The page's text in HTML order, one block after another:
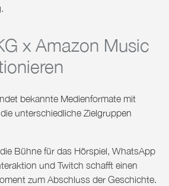
x Amazon Music
bekannte Medienformate mit
unterschiedliche Zielgruppen
Bühne für das Hörspiel, WhatsApp
und Twitch schafft einen
zum Abschluss der Geschichte.